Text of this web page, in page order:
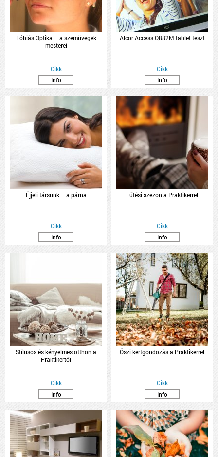
Tóbiás Optika – a szemüvegek
mesterei
Cikk
Info
Alcor Access Q882M tablet teszt
Cikk
Info
Éjjeli társunk – a párna
Cikk
Info
Fűtési szezon a Praktikerrel
Cikk
Info
Stílusos és kényelmes otthon a
Praktikertől
Cikk
Info
Őszi kertgondozás a Praktikerrel
Cikk
Info